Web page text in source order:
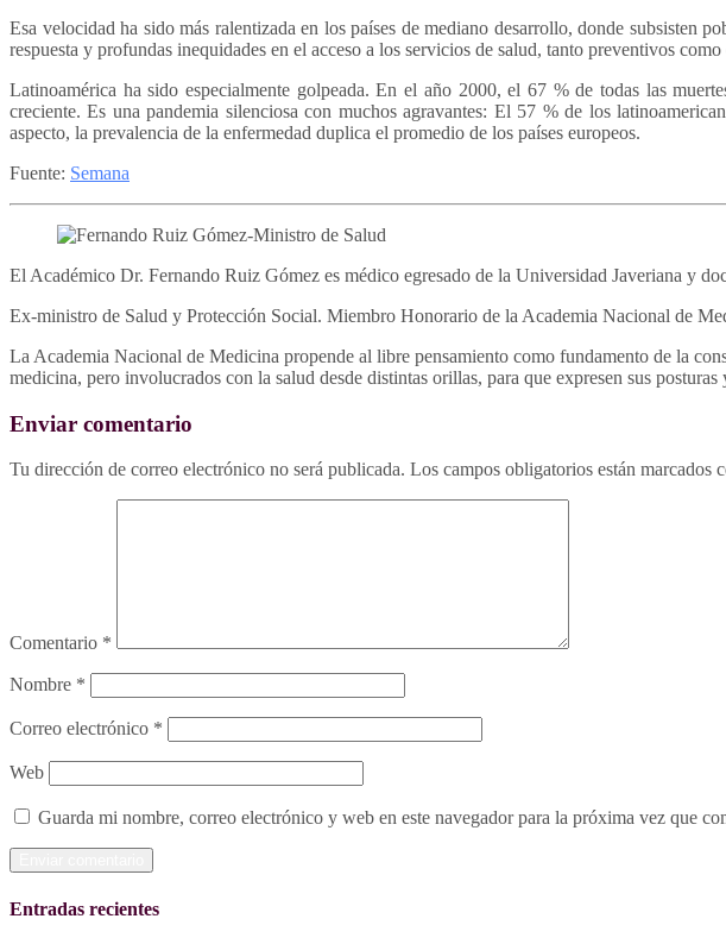
Esa velocidad ha sido más ralentizada en los países de mediano desarrollo, donde subsisten
respuesta y profundas inequidades en el acceso a los servicios de salud, tanto preventivos
Latinoamérica ha sido especialmente golpeada. En el año 2000, el 67 % de todas las
creciente. Es una pandemia silenciosa con muchos agravantes: El 57 % de los
aspecto, la prevalencia de la enfermedad duplica el promedio de los países europeos.
Fuente: Semana
El Académico Dr. Fernando Ruiz Gómez es médico egresado de la Universidad Javeriana y
Ex-ministro de Salud y Protección Social. Miembro Honorario de la Academia Nacional de
La Academia Nacional de Medicina propende al libre pensamiento como fundamento de la
medicina, pero involucrados con la salud desde distintas orillas, para que expresen sus
Enviar comentario
Tu dirección de correo electrónico no será publicada. Los campos obligatorios están marcados
Comentario *
Nombre *
Correo electrónico *
Web
Guarda mi nombre, correo electrónico y web en este navegador para la próxima vez que
Entradas recientes